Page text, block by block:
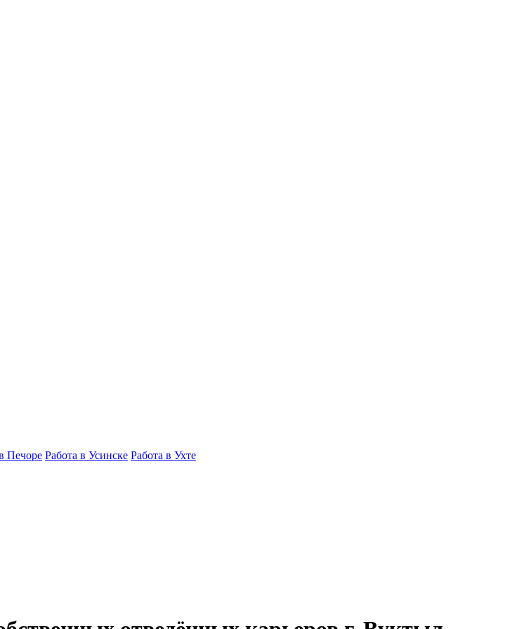
Печоре Работа в Усинске Работа в Ухте